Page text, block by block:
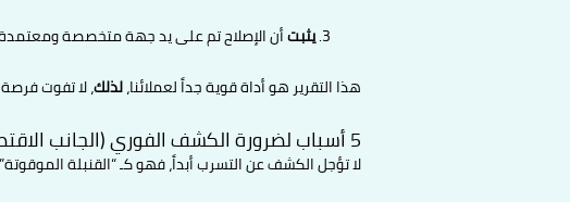
يثبتأن الإصلاح تم على يد جهة متخصصة
هذا التقرير هو أداة قوية جداً لعملائنا،لذلك، لا تفوت
5 أسباب لضرورة الكشف الفوري (الجانب الاقتصادي والصحي)
لا تؤجل الكشف عن التسرب أبداً، فهو كـ “القنبلة